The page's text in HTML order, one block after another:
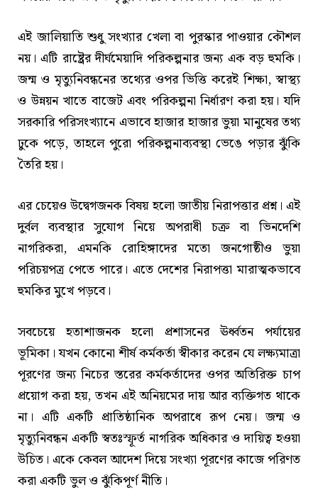
এই জালিয়াতি শুধু সংখ্যার খেলা বা পুরস্কার পাওয়ার কৌশল
নয়। এটি রাষ্ট্রের দীর্ঘমেয়াদি পরিকল্পনার জন্য এক বড় হুমকি।
জন্ম ও মৃত্যুনিবন্ধনের তথ্যের ওপর ভিত্তি করেই শিক্ষা, স্বাস্থ্য
ও উন্নয়ন খাতে বাজেট এবং পরিকল্পনা নির্ধারণ করা হয়। যদি
সরকারি পরিসংখ্যানে এভাবে হাজার হাজার ভুয়া মানুষের তথ্য
ঢুকে পড়ে, তাহলে পুরো পরিকল্পনাব্যবস্থা ভেঙে পড়ার ঝুঁকি
তৈরি হয়।
এর চেয়েও উদ্বেগজনক বিষয় হলো জাতীয় নিরাপত্তার প্রশ্ন। এই
দুর্বল ব্যবস্থার সুযোগ নিয়ে অপরাধী চক্র বা ভিনদেশি
নাগরিকরা, এমনকি রোহিঙ্গাদের মতো জনগোষ্ঠীও ভুয়া
পরিচয়পত্র পেতে পারে। এতে দেশের নিরাপত্তা মারাত্মকভাবে
হুমকির মুখে পড়বে।
সবচেয়ে হতাশাজনক হলো প্রশাসনের ঊর্ধ্বতন পর্যায়ের
ভূমিকা। যখন কোনো শীর্ষ কর্মকর্তা স্বীকার করেন যে লক্ষ্যমাত্রা
পূরণের জন্য নিচের স্তরের কর্মকর্তাদের ওপর অতিরিক্ত চাপ
প্রয়োগ করা হয়, তখন এই অনিয়মের দায় আর ব্যক্তিগত থাকে
না। এটি একটি প্রাতিষ্ঠানিক অপরাধে রূপ নেয়। জন্ম ও
মৃত্যুনিবন্ধন একটি স্বতঃস্ফূর্ত নাগরিক অধিকার ও দায়িত্ব হওয়া
উচিত। একে কেবল আদেশ দিয়ে সংখ্যা পূরণের কাজে পরিণত
করা একটি ভুল ও ঝুঁকিপূর্ণ নীতি।